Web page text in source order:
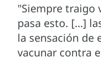
"Siempre traigo
pasa esto. […]
la sensación de
vacunar contra